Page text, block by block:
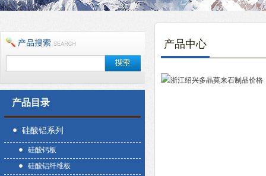
产品目录
硅酸铝系列
硅酸钙板
硅酸铝纤维板
产品中心